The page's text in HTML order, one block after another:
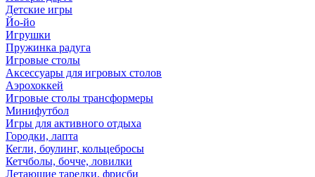
Детские игры
Йо-йо
Игрушки
Пружинка радуга
Игровые столы
Аксессуары для игровых столов
Аэрохоккей
Игровые столы трансформеры
Минифутбол
Игры для активного отдыха
Городки, лапта
Кегли, боулинг, кольцебросы
Кетчболы, бочче, ловилки
Летающие тарелки, фрисби